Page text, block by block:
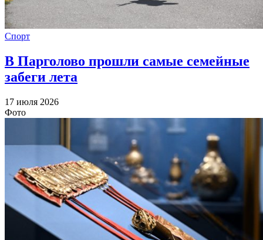
Спорт
В Парголово прошли самые семейные
забеги лета
17 июля 2026
Фото